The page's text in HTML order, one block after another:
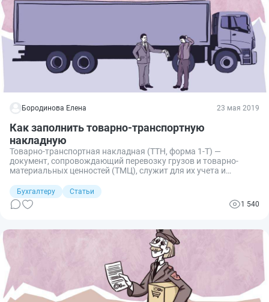
Бородинова Елена 23 мая 2019
Как заполнить товарно-транспортную
накладную
Товарно-транспортная накладная (ТТН, форма 1-Т) —
документ, сопровождающий перевозку грузов и товарно-
материальных ценностей (ТМЦ), служит для их учета и
Бухгалтеру
Статьи
1 540